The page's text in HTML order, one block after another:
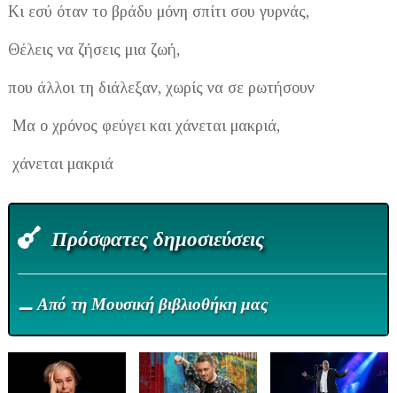
Κι εσύ όταν το βράδυ μόνη σπίτι σου γυρνάς,
Θέλεις να ζήσεις μια ζωή,
που άλλοι τη διάλεξαν, χωρίς να σε ρωτήσουν
Μα ο χρόνος φεύγει και χάνεται μακριά,
χάνεται μακριά
Πρόσφατες δημοσιεύσεις
⚊ Από τη Μουσική βιβλιοθήκη μας